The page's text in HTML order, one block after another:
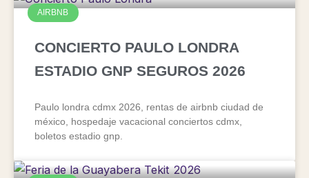
AIRBNB
CONCIERTO PAULO LONDRA
ESTADIO GNP SEGUROS 2026
Paulo londra cdmx 2026, rentas de airbnb ciudad de
méxico, hospedaje vacacional conciertos cdmx,
boletos estadio gnp.